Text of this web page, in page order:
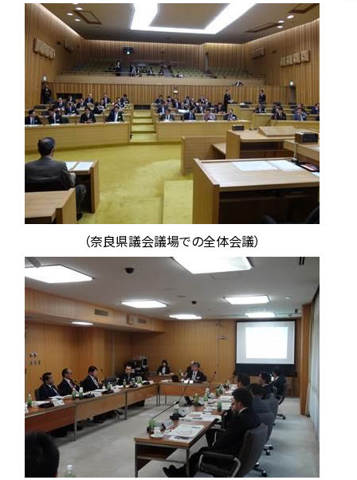
（奈良県議会議場での全体会議）